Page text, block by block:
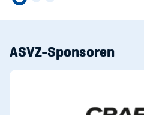
ASVZ-Sponsoren